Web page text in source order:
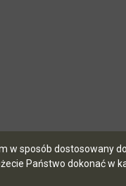
w sposób dostosowany
Państwo dokonać w